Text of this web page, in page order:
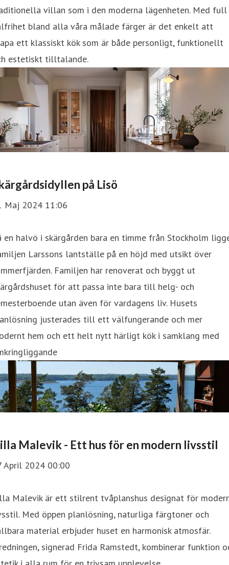
villan som i den moderna lägenheten. Med full
bland alla våra målade färger är det enkelt att
ett klassiskt kök som är både personligt, funktionellt
estetiskt tilltalande.
på Lisö
Maj 2024 11:06
en halvö i skärgården bara en timme från Stockholm
Larssons lantställe på en höjd med utsikt över
Familjen har renoverat och byggt ut
för att passa inte bara till helg- och
utan även för vardagens liv. Husets
justerades till ett välfungerande och mer
hem och ett helt nytt härligt kök i samklang med
Malevik - Ett hus för en modern livsstil
April 2024 00:00
Malevik är ett stilrent tvåplanshus designat för
Med öppen planlösning, naturliga färgtoner och
material erbjuder huset en harmonisk atmosfär.
signerad Frida Ramstedt, kombinerar funktion